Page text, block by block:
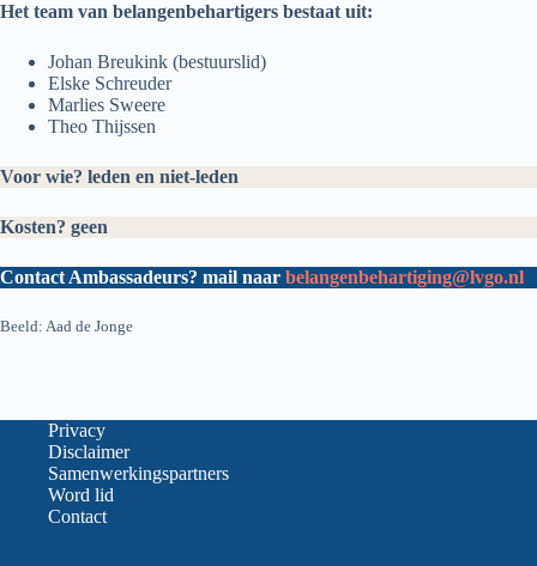
Het team van belangenbehartigers bestaat uit:
Johan Breukink (bestuurslid)
Elske Schreuder
Marlies Sweere
Theo Thijssen
Voor wie? leden en niet-leden
Kosten? geen
Contact Ambassadeurs? mail naar belangenbehartiging@lvgo.nl
Beeld: Aad de Jonge
Privacy
Disclaimer
Samenwerkingspartners
Word lid
Contact